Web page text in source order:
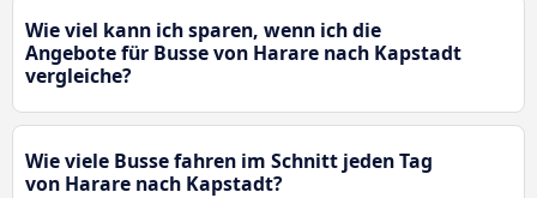
Wie viel kann ich sparen, wenn ich die
Angebote für Busse von Harare nach Kapstadt
vergleiche?
Wie viele Busse fahren im Schnitt jeden Tag
von Harare nach Kapstadt?